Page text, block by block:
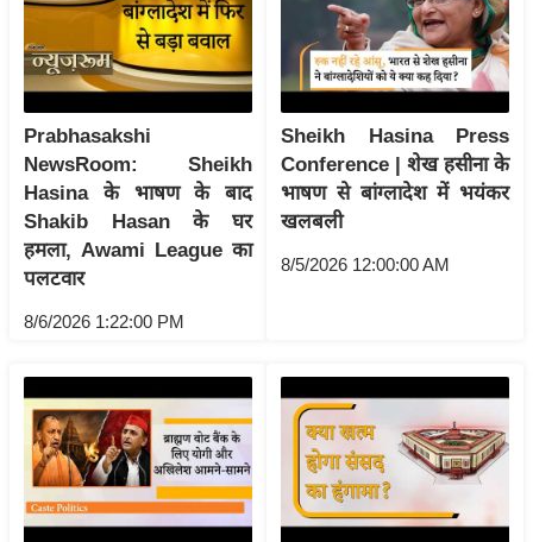
मा
/
ध
र्म
स्थ
ल
व्र
त
त्यो
र
रा
शि
फ
ल
Prabhasakshi
NewsRoom: Sheikh
Hasina के भाषण के बाद
Shakib Hasan के घर
हमला, Awami League का
पलटवार
8/6/2026 1:22:00 PM
Sheikh Hasina Press
Conference | शेख हसीना के
भाषण से बांग्लादेश में भयंकर
खलबली
8/5/2026 12:00:00 AM